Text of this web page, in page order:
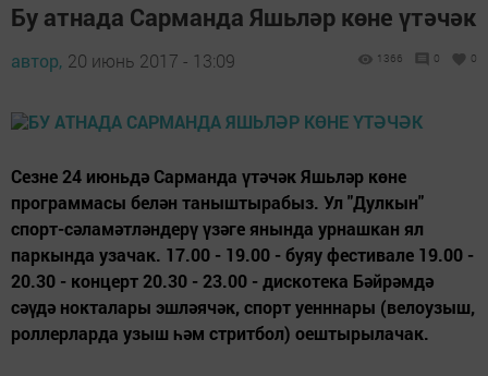
Бу атнада Сарманда Яшьләр көне үтәчәк
автор, 20 июнь 2017 - 13:09 1366 0 0
Сезне 24 июньдә Сарманда үтәчәк Яшьләр көне
программасы белән таныштырабыз. Ул "Дулкын"
спорт-сәламәтләндерү үзәге янында урнашкан ял
паркында узачак. 17.00 - 19.00 - буяу фестивале 19.00 -
20.30 - концерт 20.30 - 23.00 - дискотека Бәйрәмдә
сәүдә нокталары эшләячәк, спорт уенннары (велоузыш,
роллерларда узыш һәм стритбол) оештырылачак.